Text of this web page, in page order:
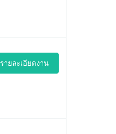
รายละเอียดงาน